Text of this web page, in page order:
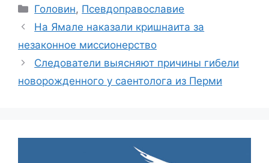
Рубрики
Головин, Псевдоправославие
На Ямале наказали кришнаита за
незаконное миссионерство
Следователи выясняют причины гибели
новорожденного у саентолога из Перми